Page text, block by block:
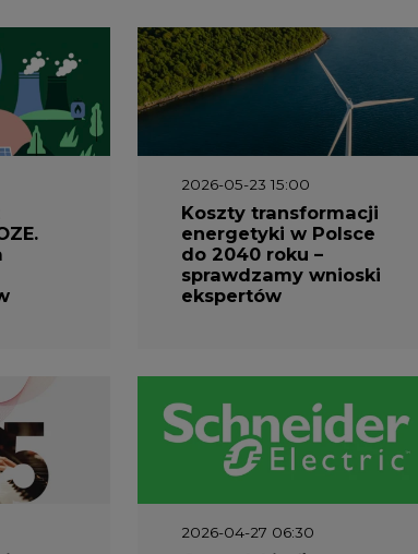
Koszty transformacji
energetyki w Polsce
do 2040 roku –
sprawdzamy wnioski
ekspertów
Czy polskie firmy w